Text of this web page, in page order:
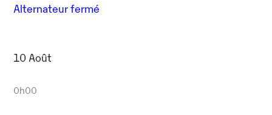
Alternateur fermé
10 Août
0h00